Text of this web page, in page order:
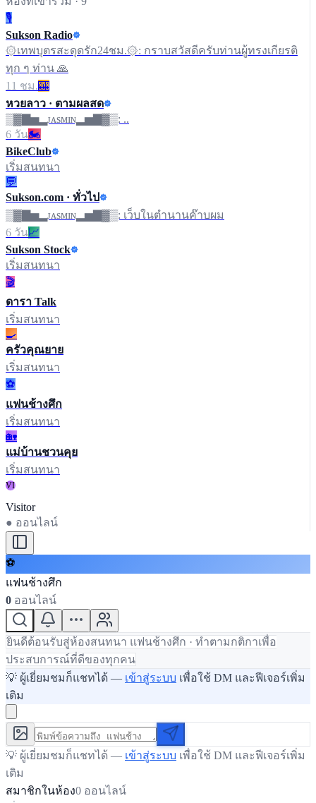
🎙️
Sukson Radio
۞เทพบุตรสะดุดรัก24ชม.۞: กราบสวัสดีครับท่านผู้ทรงเกียรติ
ทุก ๆ ท่าน 🙏
11 ชม.🎰
หวยลาว · ตามผลสด
▒▓▇▅▂ᴊᴀsᴍɪɴ▂▅▇▓▒: ..
6 วัน🏍️
BikeClub
เริ่มสนทนา
💬
Sukson.com · ทั่วไป
▒▓▇▅▂ᴊᴀsᴍɪɴ▂▅▇▓▒: เว็บในตำนานค๊าบผม
6 วัน📈
Sukson Stock
เริ่มสนทนา
🎬
ดารา Talk
เริ่มสนทนา
🍳
ครัวคุณยาย
เริ่มสนทนา
⚽
แฟนช้างศึก
เริ่มสนทนา
🏡
แม่บ้านชวนคุย
เริ่มสนทนา
VI
Visitor
● ออนไลน์
⚽
แฟนช้างศึก
0 ออนไลน์
ยินดีต้อนรับสู่ห้องสนทนา แฟนช้างศึก · ทำตามกติกาเพื่อ
ประสบการณ์ที่ดีของทุกคน
💡 ผู้เยี่ยมชมก็แชทได้ — เข้าสู่ระบบ เพื่อใช้ DM และฟีเจอร์เพิ่ม
เติม
💡 ผู้เยี่ยมชมก็แชทได้ — เข้าสู่ระบบ เพื่อใช้ DM และฟีเจอร์เพิ่ม
เติม
สมาชิกในห้อง0 ออนไลน์